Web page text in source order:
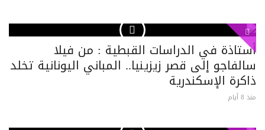
أستاذة في الدراسات القبطية : من فيلا
سالفاجو إلى قصر زيزينيا.. المباني اليونانية تخلد
ذاكرة الإسكندرية
منذ 8 أيام